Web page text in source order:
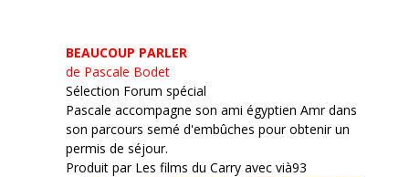
BEAUCOUP PARLER
de Pascale Bodet
Sélection Forum spécial
Pascale accompagne son ami égyptien Amr dans
son parcours semé d'embûches pour obtenir un
permis de séjour.
Produit par Les films du Carry avec vià93